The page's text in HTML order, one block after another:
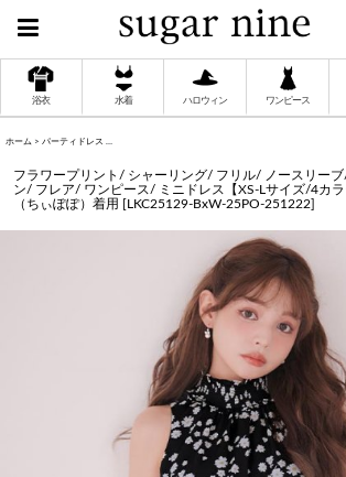
浴衣 水着 ハロウィン ワンピース
ホーム > パーティドレス
フラワープリント/ シャーリング/ フリル/ ノースリー
ン/ フレア/ ワンピース/ ミニドレス【XS-Lサイズ/4カ
（ちぃぽぽ）着用 [LKC25129-BxW-25PO-251222]